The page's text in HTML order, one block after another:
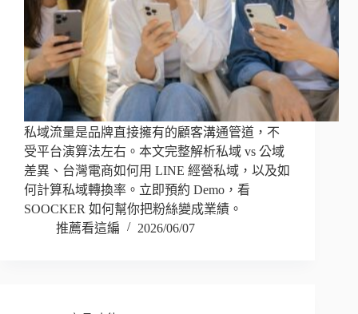
私域流量是品牌直接擁有的顧客溝通管道，不
受平台演算法左右。本文完整解析私域 vs 公域
差異、台灣電商如何用 LINE 經營私域，以及如
何計算私域轉換率。立即預約 Demo，看
SOOCKER 如何幫你把粉絲變成業績。
推薦看這編
2026/06/07